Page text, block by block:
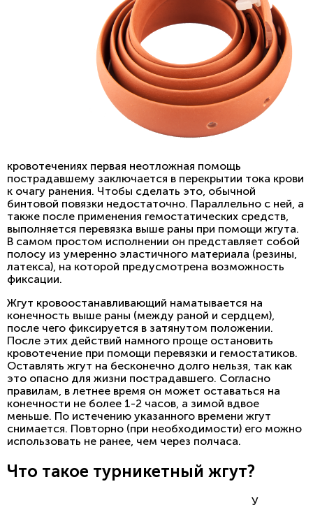
кровотечениях первая неотложная помощь
пострадавшему заключается в перекрытии тока крови
к очагу ранения. Чтобы сделать это, обычной
бинтовой повязки недостаточно. Параллельно с ней, а
также после применения гемостатических средств,
выполняется перевязка выше раны при помощи жгута.
В самом простом исполнении он представляет собой
полосу из умеренно эластичного материала (резины,
латекса), на которой предусмотрена возможность
фиксации.
Жгут кровоостанавливающий наматывается на
конечность выше раны (между раной и сердцем),
после чего фиксируется в затянутом положении.
После этих действий намного проще остановить
кровотечение при помощи перевязки и гемостатиков.
Оставлять жгут на бесконечно долго нельзя, так как
это опасно для жизни пострадавшего. Согласно
правилам, в летнее время он может оставаться на
конечности не более 1-2 часов, а зимой вдвое
меньше. По истечению указанного времени жгут
снимается. Повторно (при необходимости) его можно
использовать не ранее, чем через полчаса.
Что такое турникетный жгут?
У